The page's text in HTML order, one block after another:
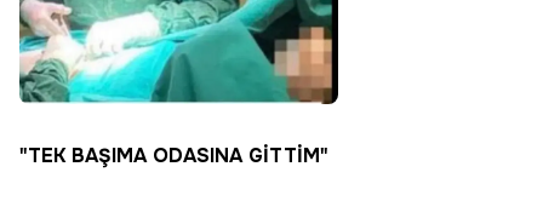
"TEK BAŞIMA ODASINA GİTTİM"